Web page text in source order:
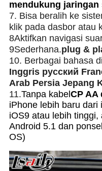
mendukung jaringan
7. Bisa beralih ke
klik pada dasbor atau
8Aktifkan navigasi
9Sederhana.plug &
10. Berbagai bahasa
Inggris русский
Arab Persia Jepang
11.Tanpa kabel CP AA
iPhone lebih baru dari
iOS9 atau lebih
Android 5.1 dan
OS)